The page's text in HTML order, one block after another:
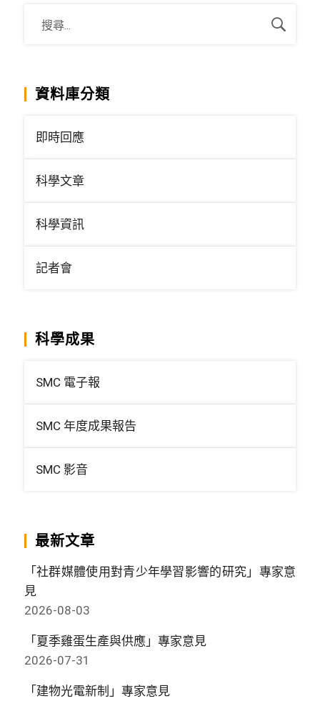
資料庫分類
即時回應
科學文章
科學資訊
記者會
科學成果
SMC 電子報
SMC 年度成果報告
SMC 影音
最新文章
「社群媒體使用對青少年學習影響的研究」專家意
見
2026-08-03
「夏季雞蛋生產與供應」專家意見
2026-07-31
「建物光電新制」專家意見